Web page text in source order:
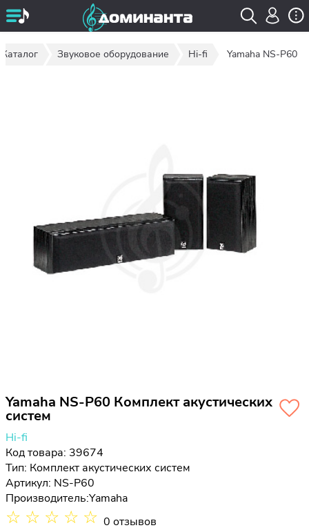
Каталог Звуковое оборудование Hi-fi Yamaha NS-P60
Yamaha NS-P60 Комплект акустических
систем
Hi-fi
Код товара: 39674
Тип: Комплект акустических систем
Артикул: NS-P60
Производитель:Yamaha
☆ ☆ ☆ ☆ ☆ 0 отзывов